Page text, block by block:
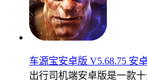
车源宝安卓版 V5.68.75 安
出行司机端安卓版是一款